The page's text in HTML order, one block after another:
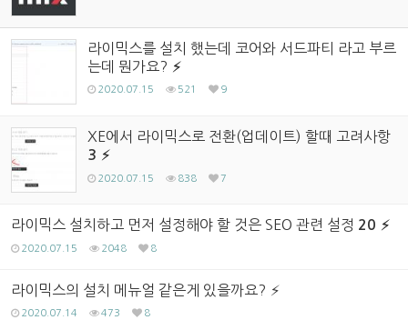
라이믹스를 설치 했는데 코어와 서드파티 라고 부르
는데 뭔가요?
2020.07.15 521 9
XE에서 라이믹스로 전환(업데이트) 할때 고려사항
3
2020.07.15 838 7
라이믹스 설치하고 먼저 설정해야 할 것은 SEO 관련 설정 20
2020.07.15 2048 8
라이믹스의 설치 메뉴얼 같은게 있을까요?
2020.07.14 473 8